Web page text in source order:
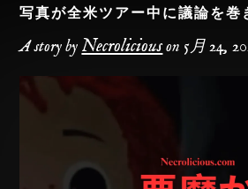
写真が全米ツアー中に議論を巻
A story by Necroliciouson 5月 24,